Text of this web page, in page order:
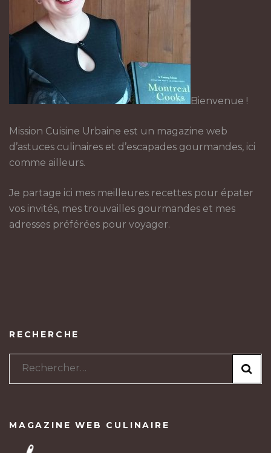
Bienvenue !
Mission Cuisine Urbaine est un magazine web
d’astuces culinaires et d’escapades gourmandes, ici
comme ailleurs.
Je partage ici mes meilleures recettes pour épater
vos invités, mes trouvailles gourmandes et mes
adresses préférées pour voyager.
RECHERCHE
Rechercher :
MAGAZINE WEB CULINAIRE